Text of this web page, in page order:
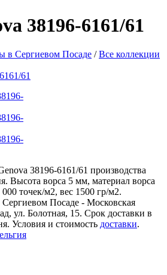
38196-6161/61
в Сергиевом Посаде / Все коллекции
38196-6161/61 производства
Высота ворса 5 мм, материал ворса
точек/м2, вес 1500 гр/м2.
Посаде - Московская
ул. Болотная, 15. Срок доставки в
Условия и стоимость доставки.